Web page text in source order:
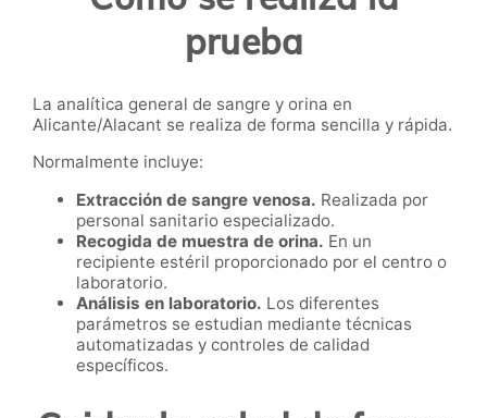
prueba
La analítica general de sangre y orina en
Alicante/Alacant se realiza de forma sencilla y rápida.
Normalmente incluye:
Extracción de sangre venosa. Realizada por
personal sanitario especializado.
Recogida de muestra de orina. En un
recipiente estéril proporcionado por el centro o
laboratorio.
Análisis en laboratorio. Los diferentes
parámetros se estudian mediante técnicas
automatizadas y controles de calidad
específicos.